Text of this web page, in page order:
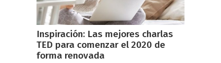
Inspiración: Las mejores charlas
TED para comenzar el 2020 de
forma renovada